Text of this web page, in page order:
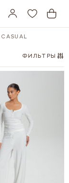
CASUAL
ФИЛЬТРЫ